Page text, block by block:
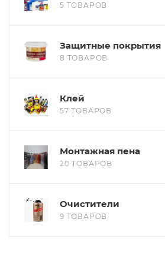
5 ТОВАРОВ
Защитные покрытия
8 ТОВАРОВ
Клей
57 ТОВАРОВ
Монтажная пена
20 ТОВАРОВ
Очистители
9 ТОВАРОВ